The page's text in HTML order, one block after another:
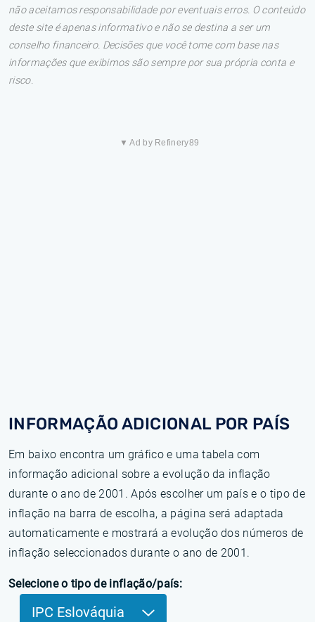
não aceitamos responsabilidade por eventuais erros. O conteúdo
deste site é apenas informativo e não se destina a ser um
conselho financeiro. Decisões que você tome com base nas
informações que exibimos são sempre por sua própria conta e
risco.
▼ Ad by Refinery89
INFORMAÇÃO ADICIONAL POR PAÍS
Em baixo encontra um gráfico e uma tabela com
informação adicional sobre a evolução da inflação
durante o ano de 2001. Após escolher um país e o tipo de
inflação na barra de escolha, a página será adaptada
automaticamente e mostrará a evolução dos números de
inflação seleccionados durante o ano de 2001.
Selecione o tipo de inflação/país:
IPC Eslováquia